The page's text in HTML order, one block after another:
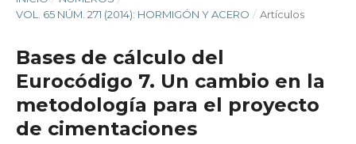
VOL. 65 NÚM. 271 (2014): HORMIGÓN Y ACERO / Artículos
Bases de cálculo del
Eurocódigo 7. Un cambio en la
metodología para el proyecto
de cimentaciones